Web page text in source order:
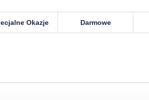
Okazje Darmowe